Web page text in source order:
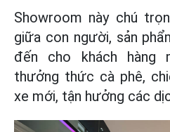
Showroom này chú
giữa con người, sản
đến cho khách hàng
thưởng thức cà phê,
xe mới, tận hưởng các